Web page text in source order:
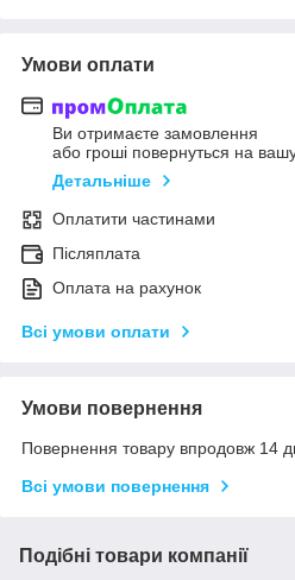
Умови оплати
Ви отримаєте замовлення
або гроші повернуться на
Детальніше
Оплатити частинами
Післяплата
Оплата на рахунок
Всі умови оплати
Умови повернення
Повернення товару впродовж 14
Всі умови повернення
Подібні товари компанії